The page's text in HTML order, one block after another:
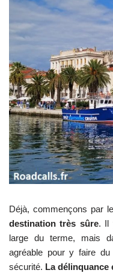
Déjà, commençons par
destination très sûre. Il
large du terme, mais
agréable pour y faire
sécurité. La délinquance